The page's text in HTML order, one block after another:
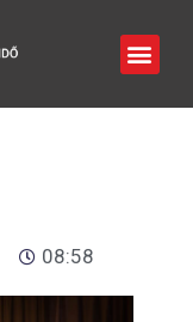
08:58